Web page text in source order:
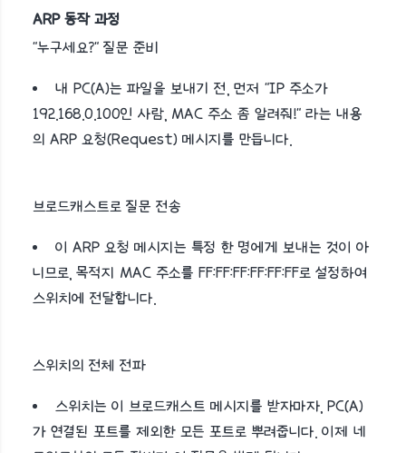
ARP 동작 과정
"누구세요?" 질문 준비
내 PC(A)는 파일을 보내기 전, 먼저 "IP 주소가
192.168.0.100인 사람, MAC 주소 좀 알려줘!" 라는 내용
의 ARP 요청(Request) 메시지를 만듭니다.
브로드캐스트로 질문 전송
이 ARP 요청 메시지는 특정 한 명에게 보내는 것이 아
니므로, 목적지 MAC 주소를 FF:FF:FF:FF:FF:FF로 설정하여
스위치에 전달합니다.
스위치의 전체 전파
스위치는 이 브로드캐스트 메시지를 받자마자, PC(A)
가 연결된 포트를 제외한 모든 포트로 뿌려줍니다. 이제 네